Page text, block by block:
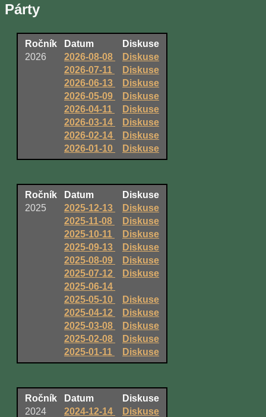
Párty
Ročník Datum
Diskuse
2026
2026-08-08
Diskuse
2026-07-11
Diskuse
2026-06-13
Diskuse
2026-05-09
Diskuse
2026-04-11
Diskuse
2026-03-14
Diskuse
2026-02-14
Diskuse
2026-01-10
Diskuse
Ročník Datum
Diskuse
2025
2025-12-13
Diskuse
2025-11-08
Diskuse
2025-10-11
Diskuse
2025-09-13
Diskuse
2025-08-09
Diskuse
2025-07-12
Diskuse
2025-06-14
2025-05-10
Diskuse
2025-04-12
Diskuse
2025-03-08
Diskuse
2025-02-08
Diskuse
2025-01-11
Diskuse
Ročník Datum
Diskuse
2024
2024-12-14
Diskuse